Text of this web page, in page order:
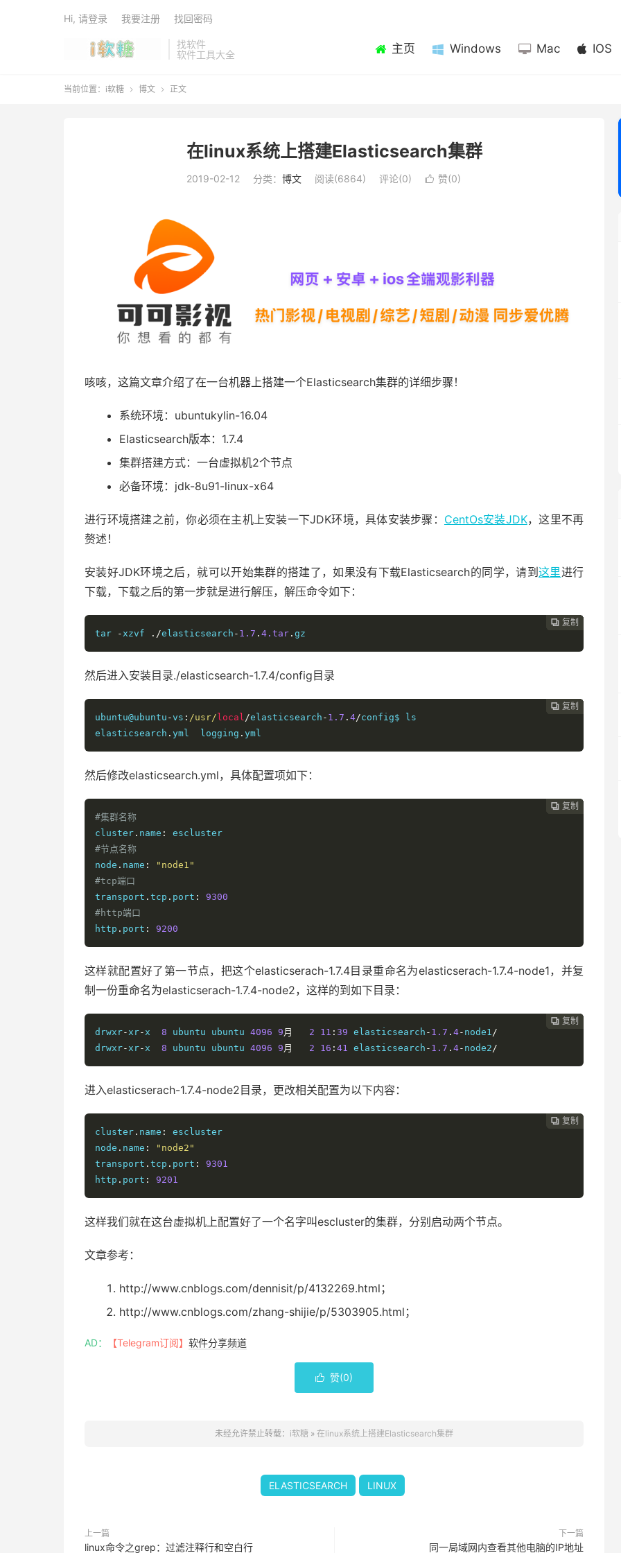
找软件
软件工具大全
主页 Windows Mac IOS
Hi, 请登录 我要注册 找回密码
当前位置： i软糖  博文  正文
在linux系统上搭建Elasticsearch集群
2019-02-12 分类： 博文 阅读(6864) 评论(0)  赞(0)
咳咳，这篇文章介绍了在一台机器上搭建一个Elasticsearch集群的详细步骤！
系统环境：ubuntukylin-16.04
Elasticsearch版本：1.7.4
集群搭建方式：一台虚拟机2个节点
必备环境：jdk-8u91-linux-x64
进行环境搭建之前，你必须在主机上安装一下JDK环境，具体安装步骤： CentOs安装JDK，这里不再
赘述！
安装好JDK环境之后，就可以开始集群的搭建了，如果没有下载Elasticsearch的同学，请到 这里进行
下载，下载之后的第一步就是进行解压，解压命令如下：
 复制
 复制
 复制
 复制
 复制
 复制
 复制
tar
-xzvf ./elasticsearch - 1.7 . 4.tar . gz
然后进入安装目录./elasticsearch-1.7.4/config目录
 复制
 复制
 复制
 复制
 复制
 复制
ubuntu@ubuntu -vs : /usr/ local/elasticsearch - 1.7 . 4/config$ ls
elasticsearch . yml  logging . yml
然后修改elasticsearch.yml，具体配置项如下：
 复制
 复制
 复制
 复制
 复制
#集群名称
cluster . name :
#节点名称
node . name :
"node1"
#tcp端口
transport . tcp . port :
9300
#http端口
http . port : 9200
这样就配置好了第一节点，把这个elasticserach-1.7.4目录重命名为elasticserach-1.7.4-node1，并复
制一份重命名为elasticserach-1.7.4-node2，这样的到如下目录：
 复制
 复制
 复制
 复制
drwxr-xr-x 8 ubuntu ubuntu 4096 9月 2 11 : 39 elasticsearch - 1.7 . 4- node1/
drwxr-xr-x 8 ubuntu ubuntu 4096 9月 2 16 : 41 elasticsearch - 1.7 . 4- node2/
进入elasticserach-1.7.4-node2目录，更改相关配置为以下内容：
 复制
 复制
 复制
cluster . name :
escluster
node . name :
"node2"
transport . tcp . port :
9301
http . port : 9201
这样我们就在这台虚拟机上配置好了一个名字叫escluster的集群，分别启动两个节点。
文章参考：
http://www.cnblogs.com/dennisit/p/4132269.html；
http://www.cnblogs.com/zhang-shijie/p/5303905.html；
AD： 【Telegram订阅】 软件分享频道
 赞(0)
未经允许禁止转载： i软糖 » 在linux系统上搭建Elasticsearch集群
ELASTICSEARCH LINUX
上一篇
linux命令之grep：过滤注释行和空白行
下一篇
同一局域网内查看其他电脑的IP地址